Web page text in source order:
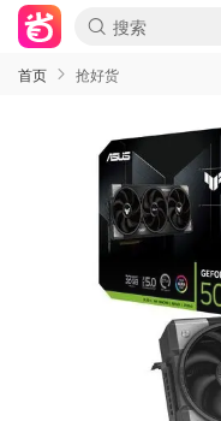
首页 抢好货